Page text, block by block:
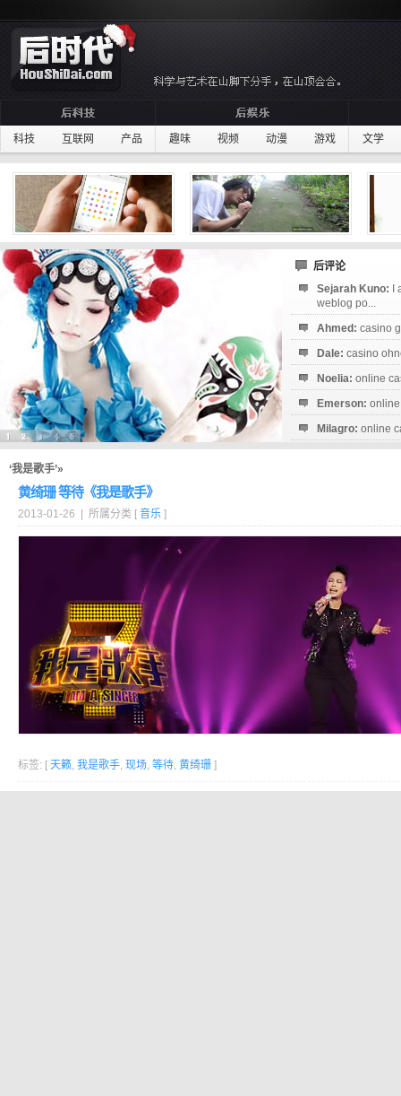
科技 互联网 产品 趣味 视频 动漫 游戏 文学
后评论
Sejarah Kuno:
weblog po...
Ahmed: casino
Dale: casino
Noelia: online
Emerson:
Milagro: online
‘我是歌手’»
黄绮珊 等待《我是歌手》
2013-01-26 | 所属分类 [ 音乐 ]
标签: [ 天籁, 我是歌手, 现场, 等待, 黄绮珊 ]